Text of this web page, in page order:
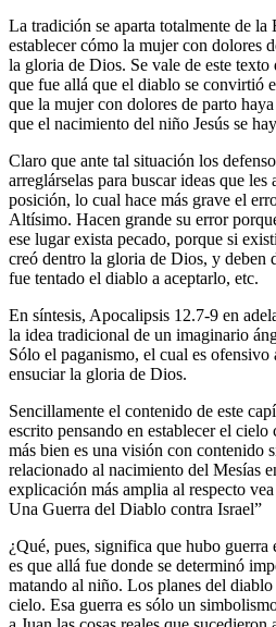
La tradición se aparta totalmente de la
establecer cómo la mujer con dolores
la gloria de Dios. Se vale de este
que fue allá que el diablo se convirtió
que la mujer con dolores de parto
que el nacimiento del niño Jesús se
Claro que ante tal situación los
arreglárselas para buscar ideas que les
posición, lo cual hace más grave el
Altísimo. Hacen grande su error
ese lugar exista pecado, porque si
creó dentro la gloria de Dios, y deben
fue tentado el diablo a aceptarlo, etc.
En síntesis, Apocalipsis 12.7-9 en
la idea tradicional de un imaginario
Sólo el paganismo, el cual es
ensuciar la gloria de Dios.
Sencillamente el contenido de este
escrito pensando en establecer el
más bien es una visión con contenido
relacionado al nacimiento del Mesías
explicación más amplia al respecto
Una Guerra del Diablo contra Israel”
¿Qué, pues, significa que hubo
es que allá fue donde se determinó
matando al niño. Los planes del
cielo. Esa guerra es sólo un